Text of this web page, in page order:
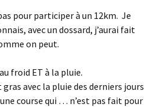
pour participer à un 12km. Je
avec un dossard, j’aurai fait
on peut.
froid ET à la pluie.
avec la pluie des derniers jours
course qui … n’est pas fait pour